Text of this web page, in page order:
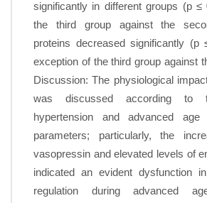
significantly in different groups (p ≤
the third group against the
proteins decreased significantly (p
exception of the third group against
Discussion: The physiological
was discussed according to
hypertension and advanced
parameters; particularly, the
vasopressin and elevated levels of
indicated an evident dysfunction
regulation during advanced